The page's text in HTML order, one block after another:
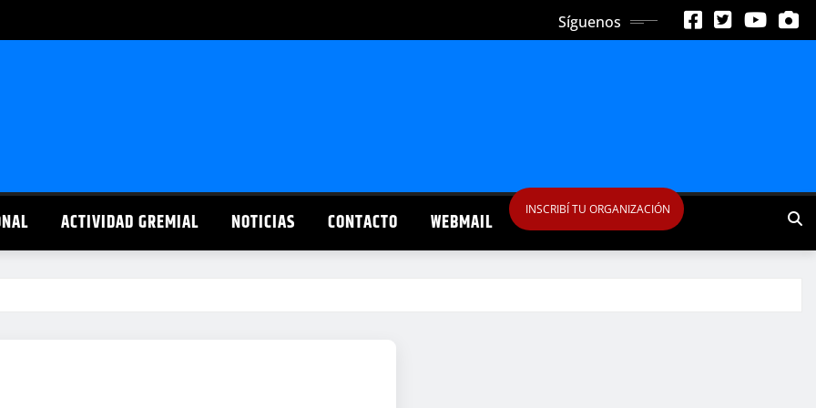
Síguenos
ACTIVIDAD GREMIAL NOTICIAS CONTACTO WEBMAIL
INSCRIBÍ TU ORGANIZACIÓN